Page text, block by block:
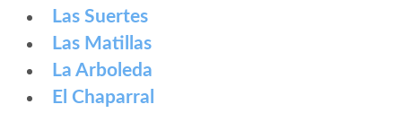
Las Suertes
Las Matillas
La Arboleda
El Chaparral